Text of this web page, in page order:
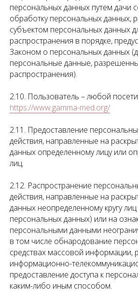
персональных данных путем дачи
обработку персональных данных,
субъектом персональных данных
распространения в порядке,
Законом о персональных данных
персональные данные,
распространения).
2.10. Пользователь – любой
https://www.gamma-med.org/
2.11. Предоставление
действия, направленные на
данных определенному лицу или
лиц.
2.12. Распространение
действия, направленные на
данных неопределенному кругу
персональных данных) или на
персональными данными
в том числе обнародование
средствах массовой информации,
информационно-
предоставление доступа к
каким-либо иным способом.